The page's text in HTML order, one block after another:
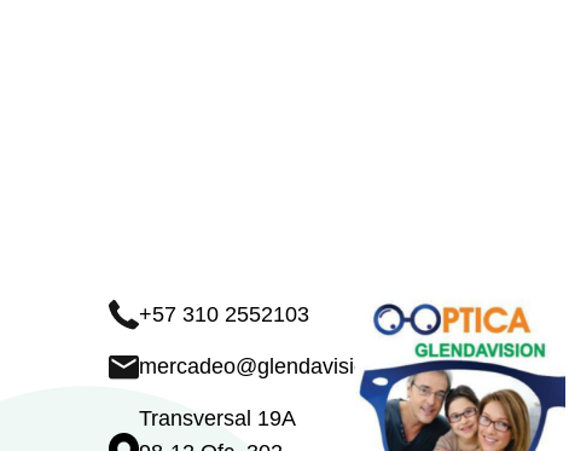
+57 310 2552103
mercadeo@glendavision.com
Transversal 19A